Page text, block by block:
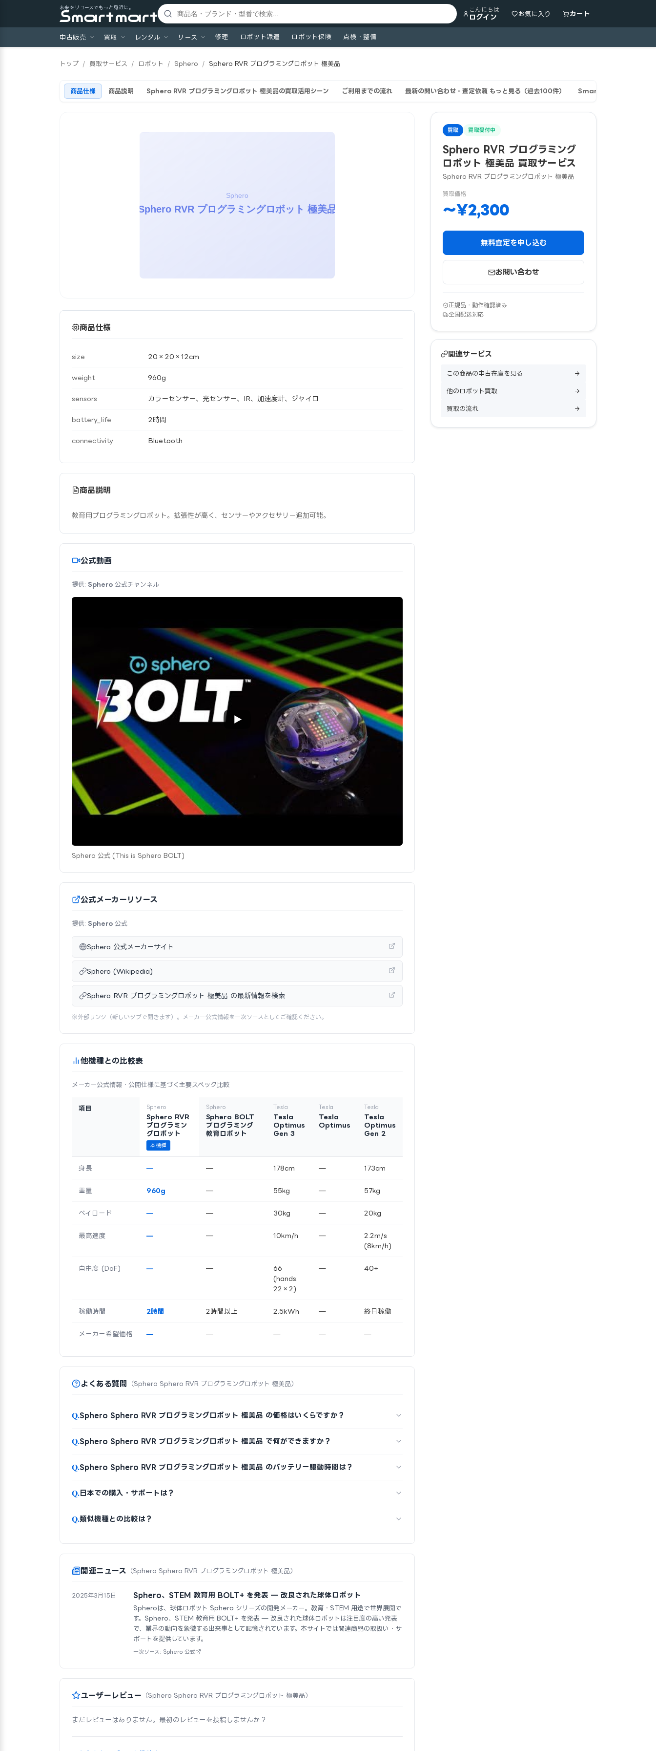
未来をリユースでもっと身近に。 こんにちは
ログイン お気に入り カート
中古販売 買取 レンタル リース 修理 ロボット派遣 ロボット保険 点検・整備
トップ / 買取サービス / ロボット / Sphero / Sphero RVR プログラミングロボット 極美品
商品仕様 商品説明 Sphero RVR プログラミングロボット 極美品の買取活用シーン ご利用までの流れ 最新の問い合わせ・査定依頼 もっと見る（過去100件） Smartmartの買取が選ば
商品仕様
size 20×20×12cm
weight 960g
sensors カラーセンサー、光センサー、IR、加速度計、ジャイロ
battery_life 2時間
connectivity Bluetooth
商品説明
教育用プログラミングロボット。拡張性が高く、センサーやアクセサリー追加可能。
公式動画
提供: Sphero 公式チャンネル
Sphero 公式 (This is Sphero BOLT)
公式メーカーリソース
提供: Sphero 公式
Sphero 公式メーカーサイト
Sphero (Wikipedia)
Sphero RVR プログラミングロボット 極美品 の最新情報を検索
※外部リンク（新しいタブで開きます）。メーカー公式情報を一次ソースとしてご確認ください。
他機種との比較表
メーカー公式情報・公開仕様に基づく主要スペック比較
項目 Sphero
Sphero RVR
プログラミン
グロボット
本機種
Sphero
Sphero BOLT
プログラミング
教育ロボット
Tesla
Tesla
Optimus
Gen 3
Tesla
Tesla
Optimus
Tesla
Tesla
Optimus
Gen 2
身長 — — 178cm — 173cm
重量 960g — 55kg — 57kg
ペイロード — — 30kg — 20kg
最高速度 — — 10km/h —
2.2m/s
(8km/h)
自由度 (DoF) — —
66
(hands:
22×2)
— 40+
稼働時間 2時間 2時間以上 2.5kWh — 終日稼働
メーカー希望価格 — — — — —
よくある質問 （Sphero Sphero RVR プログラミングロボット 極美品）
Q.Sphero Sphero RVR プログラミングロボット 極美品 の価格はいくらですか？
Q.Sphero Sphero RVR プログラミングロボット 極美品 で何ができますか？
Q.Sphero Sphero RVR プログラミングロボット 極美品 のバッテリー駆動時間は？
Q.日本での購入・サポートは？
Q.類似機種との比較は？
関連ニュース （Sphero Sphero RVR プログラミングロボット 極美品）
2025年3月15日 Sphero、STEM 教育用 BOLT+ を発表 — 改良された球体ロボット
Spheroは、球体ロボット Sphero シリーズの開発メーカー。教育・STEM 用途で世界展開で
す。Sphero、STEM 教育用 BOLT+ を発表 — 改良された球体ロボットは注目度の高い発表
で、業界の動向を象徴する出来事として記憶されています。本サイトでは関連商品の取扱い・サ
ポートを提供しています。
一次ソース: Sphero 公式
ユーザーレビュー （Sphero Sphero RVR プログラミングロボット 極美品）
まだレビューはありません。最初のレビューを投稿しませんか？
買取 買取受付中
Sphero RVR プログラミング
ロボット 極美品 買取サービス
Sphero RVR プログラミングロボット 極美品
買取価格
〜¥2,300
無料査定を申し込む
お問い合わせ
正規品・動作確認済み
全国配送対応
関連サービス
この商品の中古在庫を見る
他のロボット買取
買取の流れ